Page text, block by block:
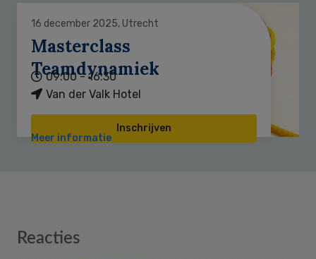
16 december 2025, Utrecht
Masterclass
Teamdynamiek
09:00 - 16:30
Van der Valk Hotel
Inschrijven
Meer informatie
Reader
Reacties